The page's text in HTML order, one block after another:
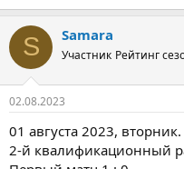
S Samara
Участник Рейтинг
02.08.2023
01 августа 2023,
2-й квалификационный